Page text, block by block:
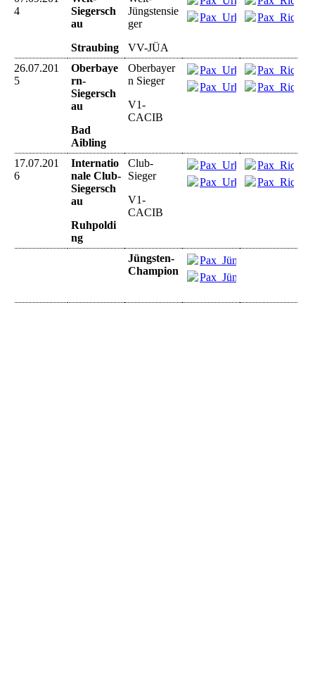
4
Siegersch
au
Straubing
Jüngstensie
ger
VV-JÜA
26.07.201
5
Oberbaye
rn-
Siegersch
au
Bad
Aibling
Oberbayer
n Sieger
V1-
CACIB
17.07.201
6
Internatio
nale Club-
Siegersch
au
Ruhpoldi
ng
Club-
Sieger
V1-
CACIB
Jüngsten-
Champion